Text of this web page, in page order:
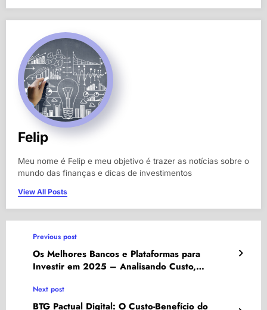
Felip
Meu nome é Felip e meu objetivo é trazer as notícias sobre o
mundo das finanças e dicas de investimentos
View All Posts
Previous post
Os Melhores Bancos e Plataformas para
Investir em 2025 – Analisando Custo,
Next post
BTG Pactual Digital: O Custo-Benefício do